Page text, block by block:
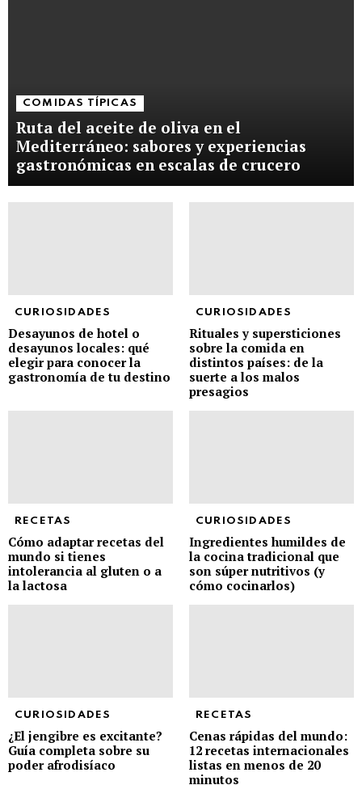
COMIDAS TÍPICAS
Ruta del aceite de oliva en el
Mediterráneo: sabores y experiencias
gastronómicas en escalas de crucero
CURIOSIDADES
Desayunos de hotel o
desayunos locales: qué
elegir para conocer la
gastronomía de tu destino
CURIOSIDADES
Rituales y supersticiones
sobre la comida en
distintos países: de la
suerte a los malos
presagios
RECETAS
Cómo adaptar recetas del
mundo si tienes
intolerancia al gluten o a
la lactosa
CURIOSIDADES
Ingredientes humildes de
la cocina tradicional que
son súper nutritivos (y
cómo cocinarlos)
CURIOSIDADES
¿El jengibre es excitante?
Guía completa sobre su
poder afrodisíaco
RECETAS
Cenas rápidas del mundo:
12 recetas internacionales
listas en menos de 20
minutos